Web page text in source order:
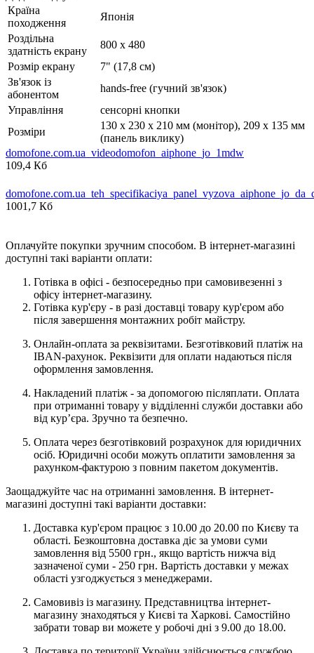
Країна
походження
Японія
Роздільна
здатність екрану
800 х 480
Розмір екрану
7" (17,8 см)
Зв'язок із
абонентом
hands-free (гучний зв'язок)
Управління
сенсорні кнопки
Розміри
130 x 230 x 210 мм (монітор), 209 х 135 мм
(панель виклику)
domofone.com.ua_videodomofon_aiphone_jo_1mdw
109,4 Кб
1001,7 Кб
Оплачуйте покупки зручним способом. В інтернет-магазині
доступні такі варіанти оплати:
Готівка в офісі - безпосередньо при самовивезенні з
офісу інтернет-магазину.
Готівка кур'єру - в разі доставці товару кур'єром або
після завершення монтажних робіт майстру.
Онлайн-оплата за реквізитами. Безготівковий платіж на
IBAN-рахунок. Реквізити для оплати надаються після
оформлення замовлення.
Накладений платіж - за допомогою післяплати. Оплата
при отриманні товару у відділенні служби доставки або
від кур’єра. Зручно та безпечно.
Оплата через безготівковий розрахунок для юридичних
осіб. Юридичні особи можуть оплатити замовлення за
рахунком-фактурою з повним пакетом документів.
Заощаджуйте час на отриманні замовлення. В інтернет-
магазині доступні такі варіанти доставки:
Доставка кур'єром працює з 10.00 до 20.00 по Києву та
області. Безкоштовна доставка діє за умови суми
замовлення від 5500 грн., якщо вартість нижча від
зазначеної суми - 250 грн. Вартість доставки у межах
області узгоджується з менеджерами.
Самовивіз із магазину. Представництва інтернет-
магазину знаходяться у Києві та Харкові. Самостійно
забрати товар ви можете у робочі дні з 9.00 до 18.00.